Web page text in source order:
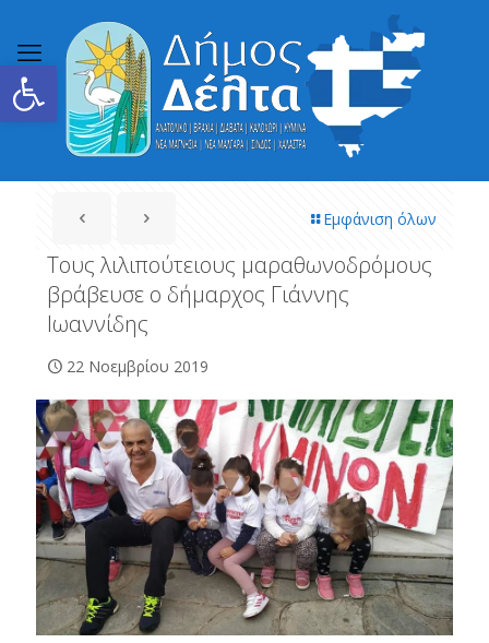
Ανοίξτε τη γραμμή εργαλείων
Εμφάνιση όλων
Τους λιλιπούτειους μαραθωνοδρόμους
βράβευσε ο δήμαρχος Γιάννης
Ιωαννίδης
22 Νοεμβρίου 2019